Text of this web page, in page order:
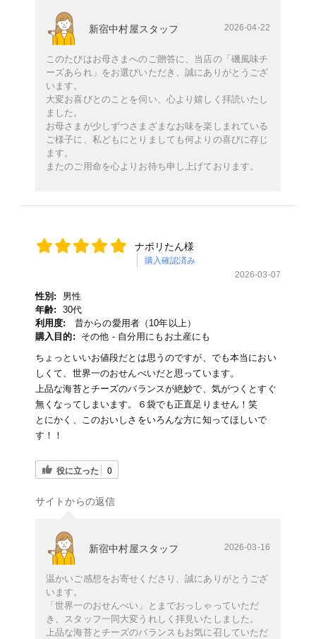
新宿中村屋スタッフ 2026-04-22
このたびはお母さまへのご贈答に、当店の「磯風味チ
ーズあられ」をお選びいただき、誠にありがとうござ
います。
大変お喜びとのことを伺い、心より嬉しく拝読いたし
ました。
お母さまが少しずつさまざまなお味を楽しまれている
ご様子に、私どもにとりましても何よりの喜びに存じ
ます。
またのご用命を心よりお待ち申し上げております。
ナポリたん様
購入確認済み
2026-03-07
性別:
男性
年齢:
30代
利用度:
昔からの愛用者（10年以上）
購入目的:
その他 - 自分用にもお土産にも
ちょっといいお値段だとは思うのですが、でも本当におい
しくて、世界一のおせんべいだと思っています。
上品な海苔とチーズのバランスが絶妙で、気がつくとすぐ
無くなってしまいます。６袋でも正直足りません！笑
とにかく、このおいしさをいろんな方に知ってほしいで
す！！
役に立った 0
サイトからの返信
新宿中村屋スタッフ 2026-03-16
温かいご感想をお寄せくださり、誠にありがとうござ
います。
「世界一のおせんべい」とまでおっしゃっていただ
き、スタッフ一同大変うれしく拝見いたしました。
上品な海苔とチーズのバランスもお気に召していただ